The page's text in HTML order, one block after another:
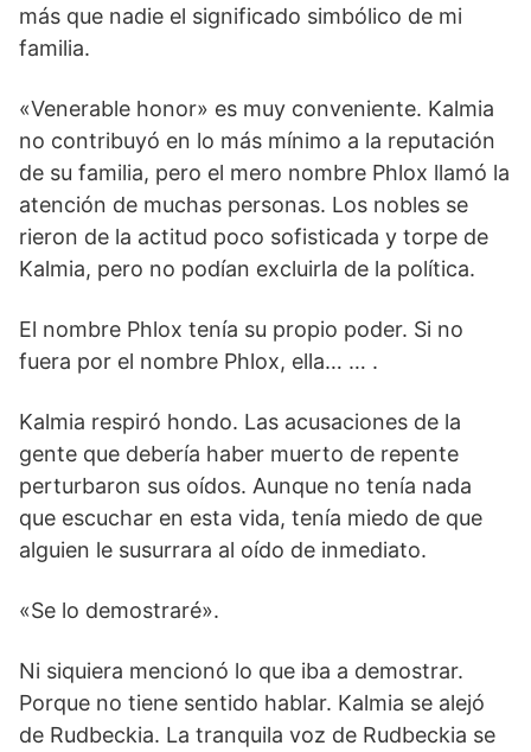
más que nadie el significado simbólico de mi
familia.
«Venerable honor» es muy conveniente. Kalmia
no contribuyó en lo más mínimo a la reputación
de su familia, pero el mero nombre Phlox llamó la
atención de muchas personas. Los nobles se
rieron de la actitud poco sofisticada y torpe de
Kalmia, pero no podían excluirla de la política.
El nombre Phlox tenía su propio poder. Si no
fuera por el nombre Phlox, ella… … .
Kalmia respiró hondo. Las acusaciones de la
gente que debería haber muerto de repente
perturbaron sus oídos. Aunque no tenía nada
que escuchar en esta vida, tenía miedo de que
alguien le susurrara al oído de inmediato.
«Se lo demostraré».
Ni siquiera mencionó lo que iba a demostrar.
Porque no tiene sentido hablar. Kalmia se alejó
de Rudbeckia. La tranquila voz de Rudbeckia se